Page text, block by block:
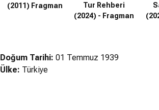
(2011) Fragman
Tur Rehberi
(2024) - Fragman
Doğum Tarihi: 01 Temmuz 1939
Ülke: Türkiye